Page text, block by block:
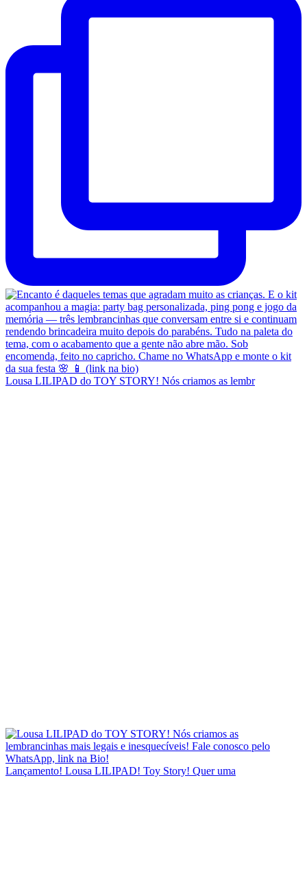
Lousa LILIPAD do TOY STORY! Nós criamos as lembr
Lançamento! Lousa LILIPAD! Toy Story! Quer uma